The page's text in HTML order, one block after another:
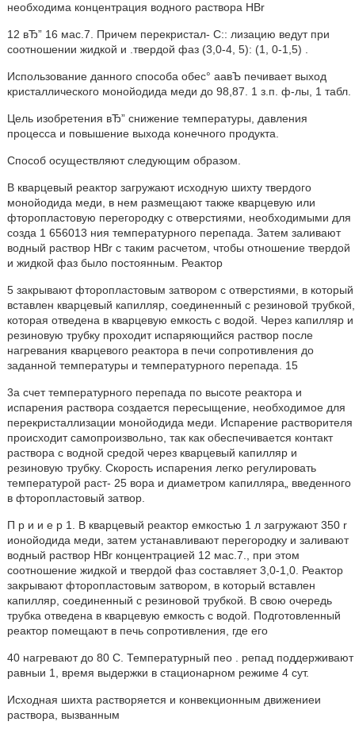
необходима концентрация водного раствора HBr
12 вЂ” 16 мас.7. Причем перекристал- С:: лизацию ведут при
соотношении жидкой и .твердой фаз (3,0-4, 5): (1, 0-1,5) .
Использование данного способа обес° аавЪ печивает выход
кристаллического монойодида меди до 98,87. 1 з.п. ф-лы, 1 табл.
Цель изобретения вЂ” снижение температуры, давления
процесса и повышение выхода конечного продукта.
Способ осуществляют следующим образом.
В кварцевый реактор загружают исходную шихту твердого
монойодида меди, в нем размещают также кварцевую или
фторопластовую перегородку с отверстиями, необходимыми для
созда 1 656013 ния температурного перепада. Затем заливают
водный раствор HBr с таким расчетом, чтобы отношение твердой
и жидкой фаз было постоянным. Реактор
5 закрывают фторопластовым затвором с отверстиями, в который
вставлен кварцевый капилляр, соединенный с резиновой трубкой,
которая отведена в кварцевую емкость с водой. Через капилляр и
резиновую трубку проходит испаряющийся раствор после
нагревания кварцевого реактора в печи сопротивления до
заданной температуры и температурного перепада. 15
3а счет температурного перепада по высоте реактора и
испарения раствора создается пересыщение, необходимое для
перекристаллизации монойодида меди. Испарение растворителя
происходит самопроизвольно, так как обеспечивается контакт
раствора с водной средой через кварцевый капилляр и
резиновую трубку. Скорость испарения легко регулировать
температурой раст- 25 вора и диаметром капилляра„ введенного
в фторопластовый затвор.
П р и и е р 1. В кварцевый реактор емкостью 1 л загружают 350 r
ионойодида меди, затем устанавливают перегородку и заливают
водный раствор НВг концентрацией 12 мас.7., при этом
соотношение жидкой и твердой фаз составляет 3,0-1,0. Реактор
закрывают фторопластовым затвором, в который вставлен
капилляр, соединенный с резиновой трубкой. В свою очередь
трубка отведена в кварцевую емкость с водой. Подготовленный
реактор помещают в печь сопротивления, где его
40 нагревают до 80 С. Температурный пео . репад поддерживают
равныи 1, время выдержки в стационарном режиме 4 сут.
Исходная шихта растворяется и конвекционным движениеи
раствора, вызванным